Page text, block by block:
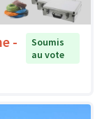
-
Soumis
au vote